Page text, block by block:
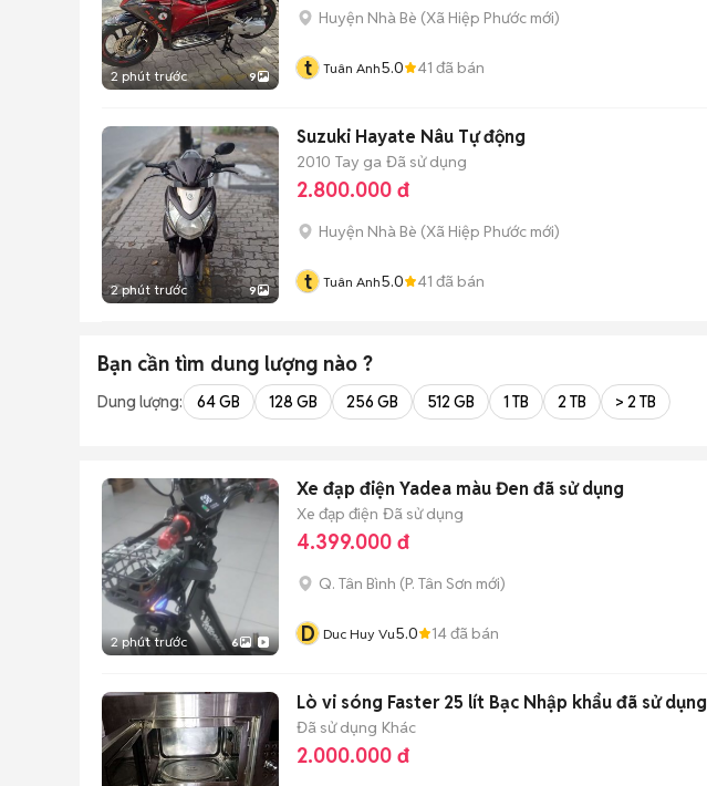
2 phút trước 9
Huyện Nhà Bè (Xã Hiệp Phước mới)
t Tuân Anh5.0 41 đã bán
2 phút trước 9
Suzuki Hayate Nâu Tự động
2010 Tay ga Đã sử dụng
2.800.000 đ
Huyện Nhà Bè (Xã Hiệp Phước mới)
t Tuân Anh5.0 41 đã bán
Bạn cần tìm dung lượng nào ?
Dung lượng: 64 GB 128 GB 256 GB 512 GB 1 TB 2 TB > 2 TB
2 phút trước 6
Xe đạp điện Yadea màu Đen đã sử dụng
Xe đạp điện Đã sử dụng
4.399.000 đ
Q. Tân Bình (P. Tân Sơn mới)
D Duc Huy Vu5.0 14đã bán
Lò vi sóng Faster 25 lít Bạc Nhập khẩu đã sử dụng
Đã sử dụng Khác
2.000.000 đ